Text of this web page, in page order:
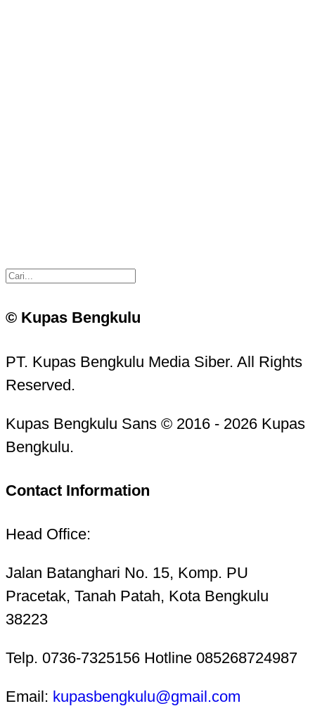
© Kupas Bengkulu
PT. Kupas Bengkulu Media Siber. All Rights
Reserved.
Kupas Bengkulu Sans © 2016 - 2026 Kupas
Bengkulu.
Contact Information
Head Office:
Jalan Batanghari No. 15, Komp. PU
Pracetak, Tanah Patah, Kota Bengkulu
38223
Telp. 0736-7325156 Hotline 085268724987
Email: kupasbengkulu@gmail.com